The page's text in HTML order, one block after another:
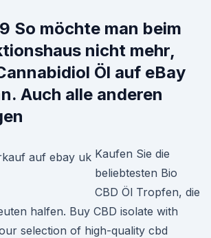
So möchte man beim
nicht mehr,
Öl auf eBay
Auch alle anderen
Kaufen Sie die
beliebtesten Bio
CBD Öl Tropfen, die
halfen. Buy CBD isolate with
selection of high-quality cbd